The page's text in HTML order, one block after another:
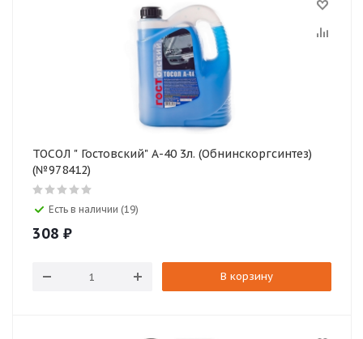
ТОСОЛ " Гостовский" А-40 3л. (Обнинскоргсинтез)
(№978412)
Есть в наличии (19)
308 ₽
В корзину